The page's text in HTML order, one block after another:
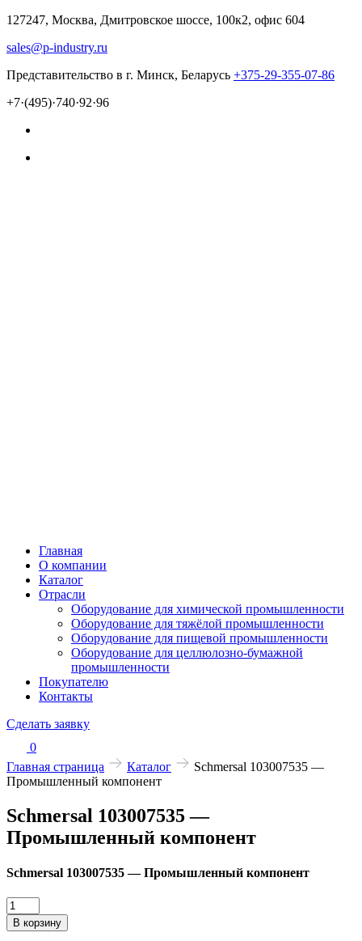
127247, Москва, Дмитровское шоссе, 100к2, офис 604
sales@p-industry.ru
Представительство в г. Минск, Беларусь +375-29-355-07-86
+7·(495)·740·92·96
Главная
О компании
Каталог
Отрасли
Оборудование для химической промышленности
Оборудование для тяжёлой промышленности
Оборудование для пищевой промышленности
Оборудование для целлюлозно-бумажной
промышленности
Покупателю
Контакты
Сделать заявку
0
Главная страница
Каталог
Schmersal 103007535 —
Промышленный компонент
Schmersal 103007535 —
Промышленный компонент
Schmersal 103007535 — Промышленный компонент
Количество
товара
Schmersal
В корзину